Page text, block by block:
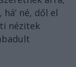
né, dől el
nézitek